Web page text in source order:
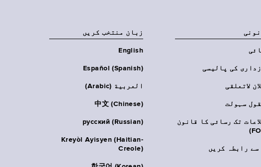
کی پالیسی
لاتعلقی
سہولت
تک رسائی کا قانون
سے رابطہ کریں
زبان منتخب کریں
English
Español (Spanish)
العربية (Arabic)
中文 (Chinese)
русский (Russian)
Kreyòl Ayisyen (Haitian-
Creole)